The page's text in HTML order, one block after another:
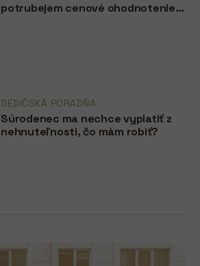
potrubejem cenové ohodnotenie
DEDIČSKÁ PORADŇA
Súrodenec ma nechce vyplatiť z
nehnuteľnosti, čo mám robiť?